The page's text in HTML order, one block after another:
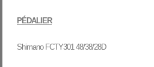
PÉDALIER
Shimano FCTY301 48/38/28D